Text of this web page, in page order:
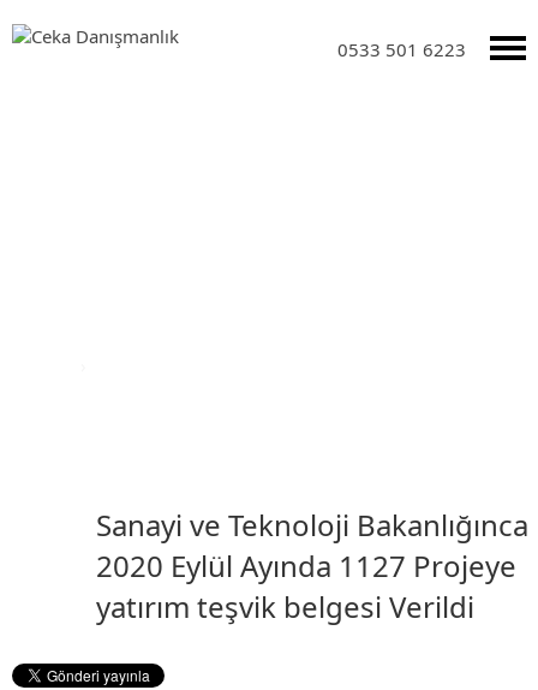
0533 501 6223
Sanayi ve Teknoloji Bakanlığınca
2020 Eylül Ayında 1127 Projeye
yatırım teşvik belgesi Verildi